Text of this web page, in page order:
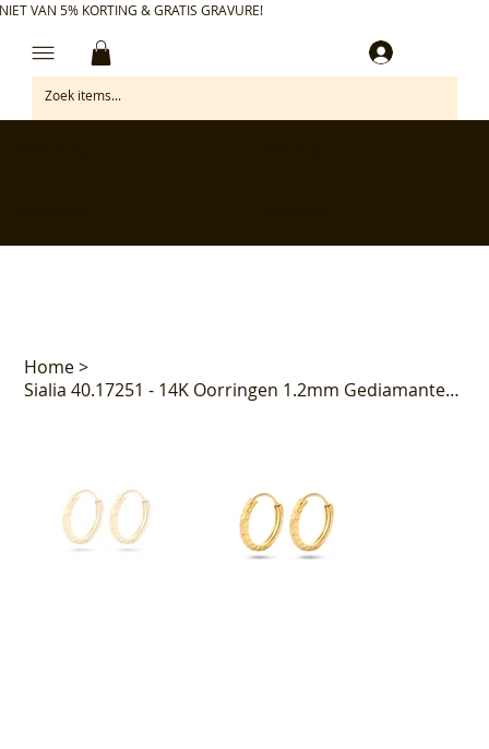
VAN 5% KORTING & GRATIS GRAVURE!
Home>
Sialia 40.17251 - 14K Oorringen 1.2mm Gediamanteerd